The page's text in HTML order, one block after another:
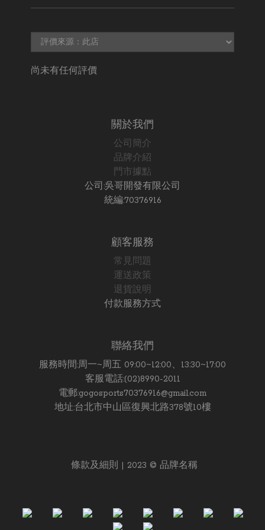
尚未有任何評價
關於我們
公司簡介
品牌介紹
門市據點
公司:吳哥開發有限公司
統編:70376916
顧客服務
常見問題
運送政策
退貨說明
付款服務方式
聯絡我們
服務時間:周一~周五 09:00~12:00、13:30~17:00
客服電話:(02)8990-2011
電郵:gogosports70376916@gmail.com
地址:台北市中山區復興北路378號10樓
條款及細則 | 2023 © 品牌名稱